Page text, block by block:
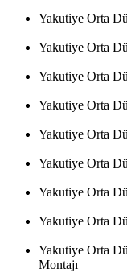
Yakutiye Orta
Yakutiye Orta
Yakutiye Orta
Yakutiye Orta
Yakutiye Orta
Yakutiye Orta
Yakutiye Orta
Yakutiye Orta
Yakutiye Orta
Montajı